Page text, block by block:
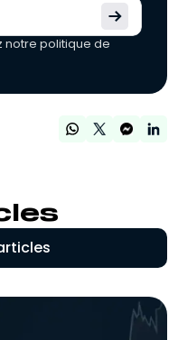
notre politique de